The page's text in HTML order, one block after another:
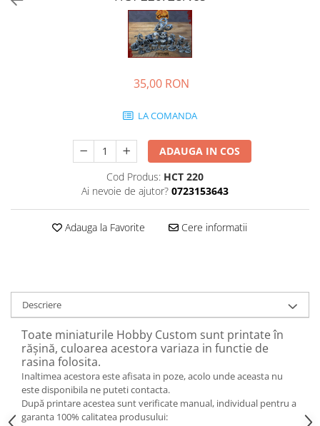
35,00 RON
LA COMANDA
ADAUGA IN COS
Cod Produs: HCT 220
Ai nevoie de ajutor? 0723153643
Adauga la Favorite Cere informatii
Descriere
Toate miniaturile Hobby Custom sunt printate în
rășină, culoarea acestora variaza in functie de
rasina folosita.
Inaltimea acestora este afisata in poze, acolo unde aceasta nu
este disponibila ne puteti contacta.
După printare acestea sunt verificate manual, individual pentru a
garanta 100% calitatea produsului: